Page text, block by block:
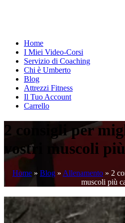
Home
I Miei Video-Corsi
Servizio di Coaching
Chi è Umberto
Blog
Attrezzi Fitness
Il Tuo Account
Carrello
2 consigli per
vostri muscoli
Home » Blog » Allenamento » 2
muscoli più